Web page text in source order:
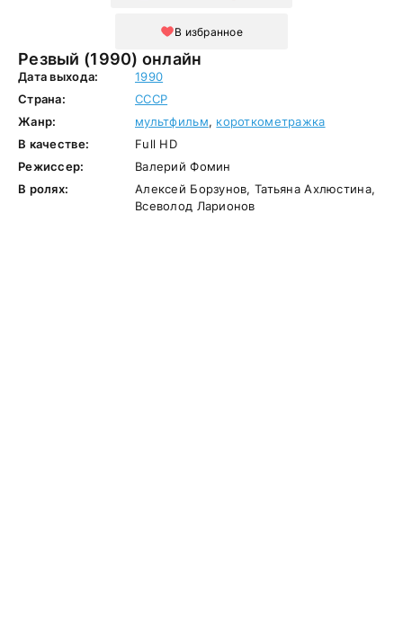
Резвый (1990) онлайн
В избранное
Дата выхода:
1990
Страна:
СССР
Жанр:
мультфильм, короткометражка
В качестве:
Full HD
Режиссер:
Валерий Фомин
В ролях:
Алексей Борзунов, Татьяна Ахлюстина,
Всеволод Ларионов